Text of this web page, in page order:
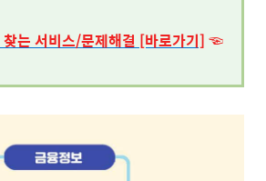
는 서비스/문제해결 [바로가기] ☜